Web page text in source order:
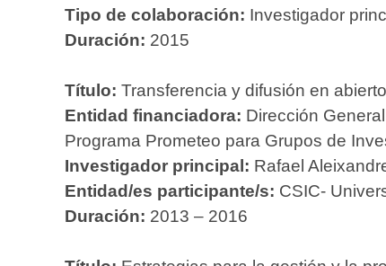
Tipo de colaboración: Investigador
Duración: 2015
Título: Transferencia y difusión en
Entidad financiadora: Dirección
Programa Prometeo para Grupos de
Investigador principal: Rafael
Entidad/es participante/s: CSIC-
Duración: 2013 – 2016